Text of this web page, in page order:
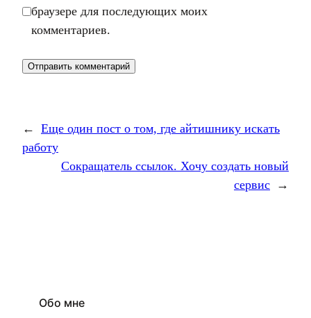
браузере для последующих моих
комментариев.
← Еще один пост о том, где айтишнику искать
работу
Сокращатель ссылок. Хочу создать новый
сервис →
Обо мне